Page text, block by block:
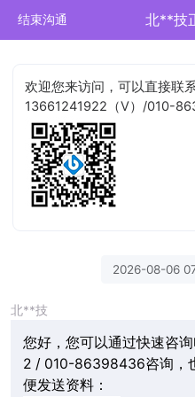
结束沟通 北**技
欢迎您来访问，可以直接联
13661241922（V）/010-
2026-08-06
北**技
您好，您可以通过快速咨
2 / 010-86398436咨询，
便发送资料：